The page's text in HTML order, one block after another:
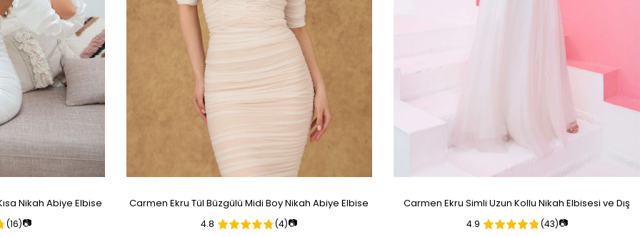
Nikah Abiye Elbise
(16)📷
Carmen Ekru Tül Büzgülü Midi Boy Nikah Abiye Elbise
4.8 (4)📷
Carmen Ekru Simli Uzun Kollu Nikah Elbisesi ve Dış
4.9 (43)📷